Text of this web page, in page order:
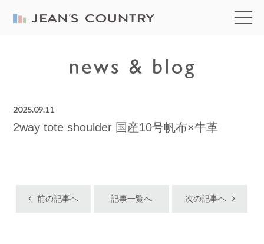
2025.09.11
2way tote shoulder 国産10号帆布×牛革
前の記事へ 記事一覧へ 次の記事へ